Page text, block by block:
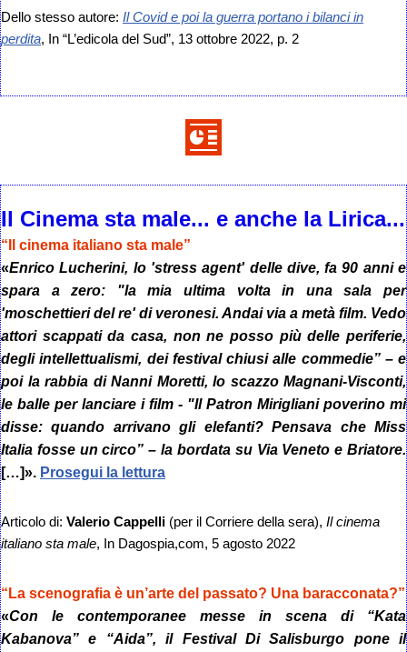
Dello stesso autore: Il Covid e poi la guerra portano i bilanci in
perdita, In “L’edicola del Sud”, 13 ottobre 2022, p. 2
Il Cinema sta male... e anche la Lirica...
“Il cinema italiano sta male”
«Enrico Lucherini, lo 'stress agent' delle dive, fa 90 anni e
spara a zero: "la mia ultima volta in una sala per
'moschettieri del re' di veronesi. Andai via a metà film. Vedo
attori scappati da casa, non ne posso più delle periferie,
degli intellettualismi, dei festival chiusi alle commedie” – e
poi la rabbia di Nanni Moretti, lo scazzo Magnani-Visconti,
le balle per lanciare i film - "Il Patron Mirigliani poverino mi
disse: quando arrivano gli elefanti? Pensava che Miss
Italia fosse un circo” – la bordata su Via Veneto e Briatore.
[…]». Prosegui la lettura
Articolo di: Valerio Cappelli (per il Corriere della sera), Il cinema
italiano sta male, In Dagospia,com, 5 agosto 2022
“La scenografia è un’arte del passato? Una baracconata?”
«Con le contemporanee messe in scena di “Kata
Kabanova” e “Aida”, il Festival Di Salisburgo pone il